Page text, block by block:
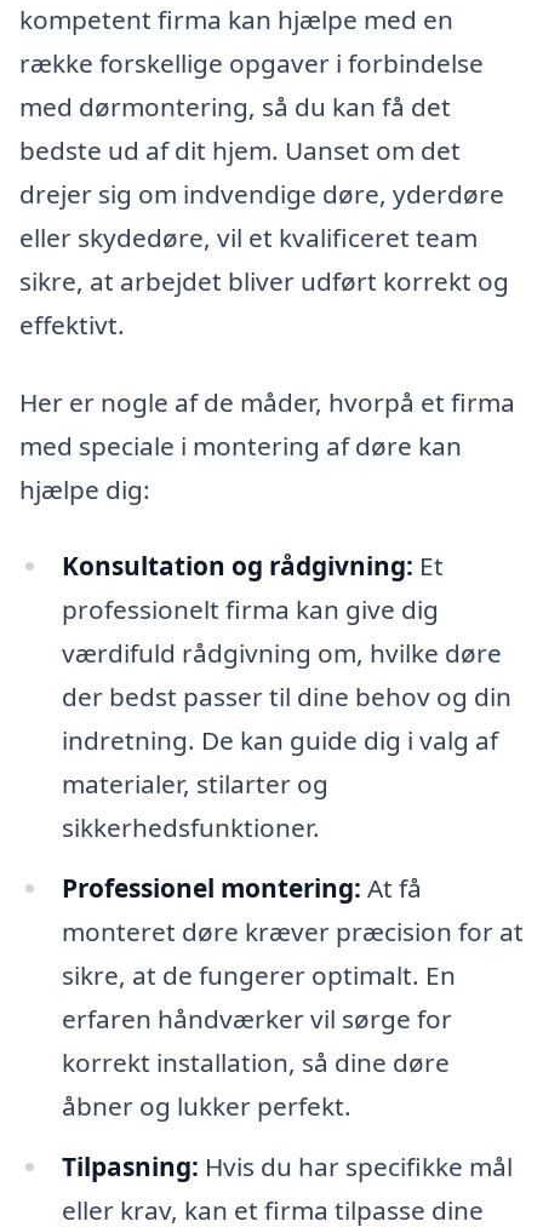
kompetent firma kan hjælpe med en
række forskellige opgaver i forbindelse
med dørmontering, så du kan få det
bedste ud af dit hjem. Uanset om det
drejer sig om indvendige døre, yderdøre
eller skydedøre, vil et kvalificeret team
sikre, at arbejdet bliver udført korrekt og
effektivt.
Her er nogle af de måder, hvorpå et firma
med speciale i montering af døre kan
hjælpe dig:
Konsultation og rådgivning: Et
professionelt firma kan give dig
værdifuld rådgivning om, hvilke døre
der bedst passer til dine behov og din
indretning. De kan guide dig i valg af
materialer, stilarter og
sikkerhedsfunktioner.
Professionel montering: At få
monteret døre kræver præcision for at
sikre, at de fungerer optimalt. En
erfaren håndværker vil sørge for
korrekt installation, så dine døre
åbner og lukker perfekt.
Tilpasning: Hvis du har specifikke mål
eller krav, kan et firma tilpasse dine